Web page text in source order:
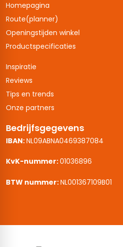
Homepagina
Route(planner)
Openingstijden winkel
Productspecificaties
Inspiratie
Reviews
Tips en trends
Onze partners
Bedrijfsgegevens
IBAN:NL09ABNA0469387084
KvK-nummer:01036896
BTW nummer:NL001367109B01